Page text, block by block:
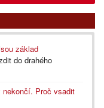
základ
do drahého
Proč vsadit